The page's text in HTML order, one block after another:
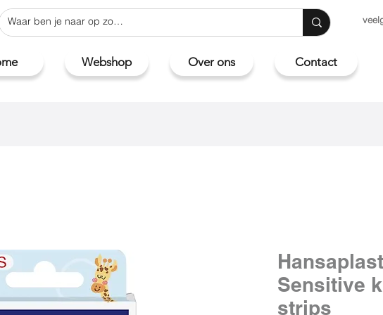
Webshop Over ons Contact
Hansaplast
Sensitive
strips